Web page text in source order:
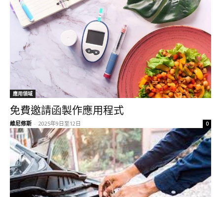
應用領域
免費邀請函製作應用程式
維尼修斯 - 2025年9日至12日 0